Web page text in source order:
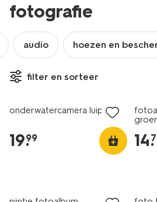
fotografie
audio hoezen en
filter en sorteer
nieuw
onderwatercamera luipaard
19.
99 14.